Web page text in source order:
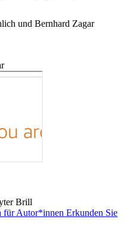
und Bernhard Zagar
Brill
für Autor*innen Erkunden Sie